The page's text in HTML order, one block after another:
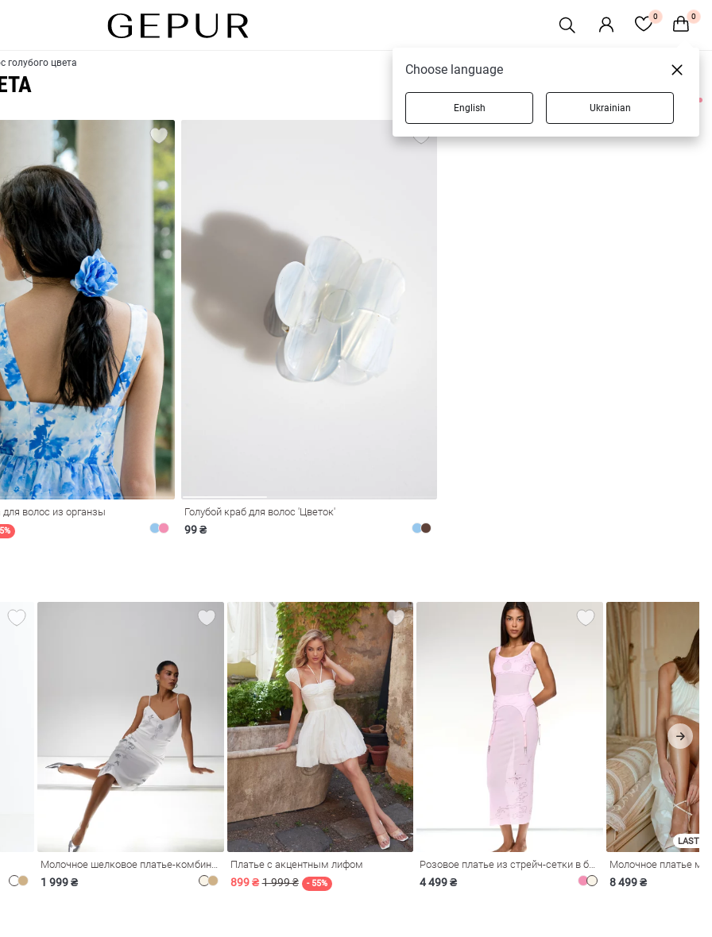
0 0
голубого цвета
3 товаров
для волос из органзы Голубой краб для волос 'Цветок'
99 ₴
1 999 ₴
Платье с акцентным лифом
899 ₴ 1 999 ₴ - 55% 4 499 ₴
LAST
8 499 ₴
Choose language
English Ukrainian